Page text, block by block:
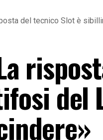
del tecnico Slot è
del